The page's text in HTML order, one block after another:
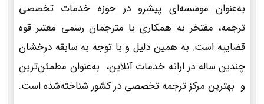
به‌عنوان موسسه‌ای پیشرو در حوزه خدمات تخصصی
ترجمه، مفتخر به همکاری با مترجمان رسمی معتبر قوه
قضاییه است. به همین دلیل و با توجه به سابقه درخشان
چندین ساله در ارائه خدمات آنلاین، به‌عنوان مطمئن‌ترین
و بهترین مرکز ترجمه تخصصی در کشور شناخته‌شده است.